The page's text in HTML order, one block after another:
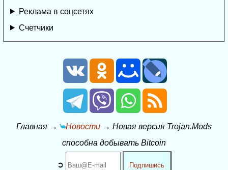
Реклама в соцсетях
Счетчики
Главная → Новости → Новая версия Trojan.Mods
способна добывать Bitcoin
➲ Подпишись